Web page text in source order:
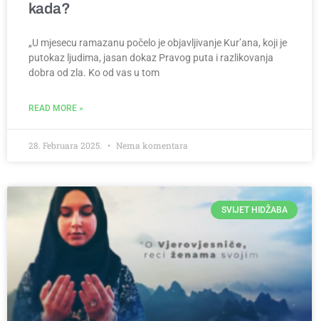
kada?
„U mjesecu ramazanu počelo je objavljivanje Kur’ana, koji je
putokaz ljudima, jasan dokaz Pravog puta i razlikovanja
dobra od zla. Ko od vas u tom
READ MORE »
28. Februara 2025. Nema komentara
SVIJET HIDŽABA